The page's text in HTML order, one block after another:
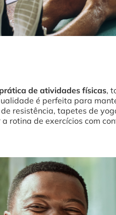
de atividades físicas,
é perfeita para
resistência, tapetes de
rotina de exercícios com